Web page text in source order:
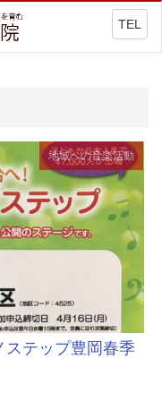
TEL
地域への音楽活動
ステップ豊岡春季